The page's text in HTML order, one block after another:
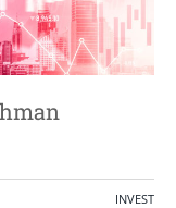
INVEST